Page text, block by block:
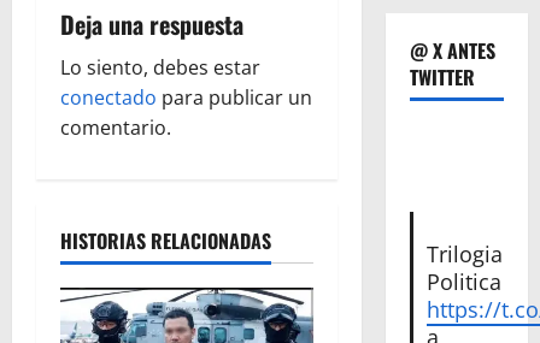
i
ó
n
e
e
Deja una respuesta
Lo siento, debes estar
conectado para publicar un
comentario.
HISTORIAS RELACIONADAS
@ X ANTES
TWITTER
Trilogia
Politica
https://